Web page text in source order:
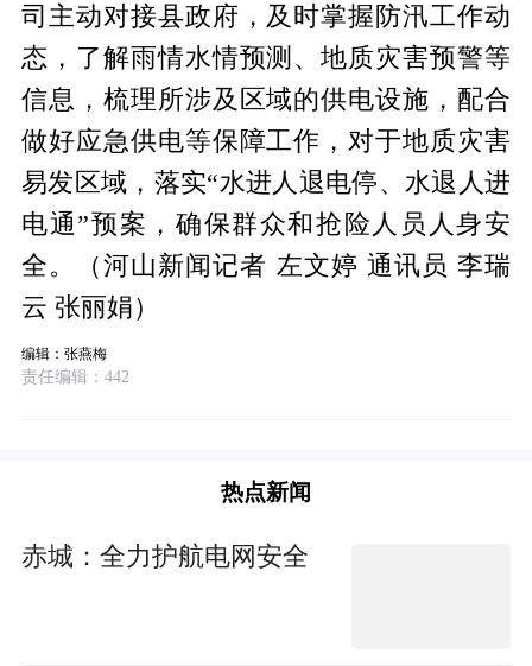
司主动对接县政府，及时掌握防汛工作动
态，了解雨情水情预测、地质灾害预警等
信息，梳理所涉及区域的供电设施，配合
做好应急供电等保障工作，对于地质灾害
易发区域，落实“水进人退电停、水退人进
电通”预案，确保群众和抢险人员人身安
全。（河山新闻记者 左文婷 通讯员 李瑞
云 张丽娟）
编辑：张燕梅
责任编辑：442
热点新闻
赤城：全力护航电网安全